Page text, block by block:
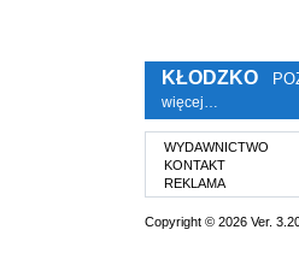
KŁODZKO
więcej…
WYDAWNICTWO
KONTAKT
REKLAMA
Copyright © 2026 Ver.